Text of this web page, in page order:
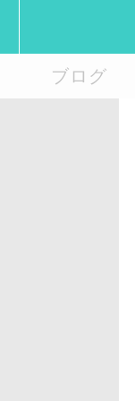
ブログ